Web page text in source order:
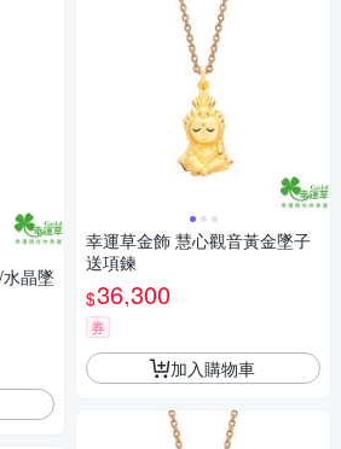
晶墜
幸運草金飾 慧心觀音黃金墜子
送項鍊
$36,300
券
加入購物車